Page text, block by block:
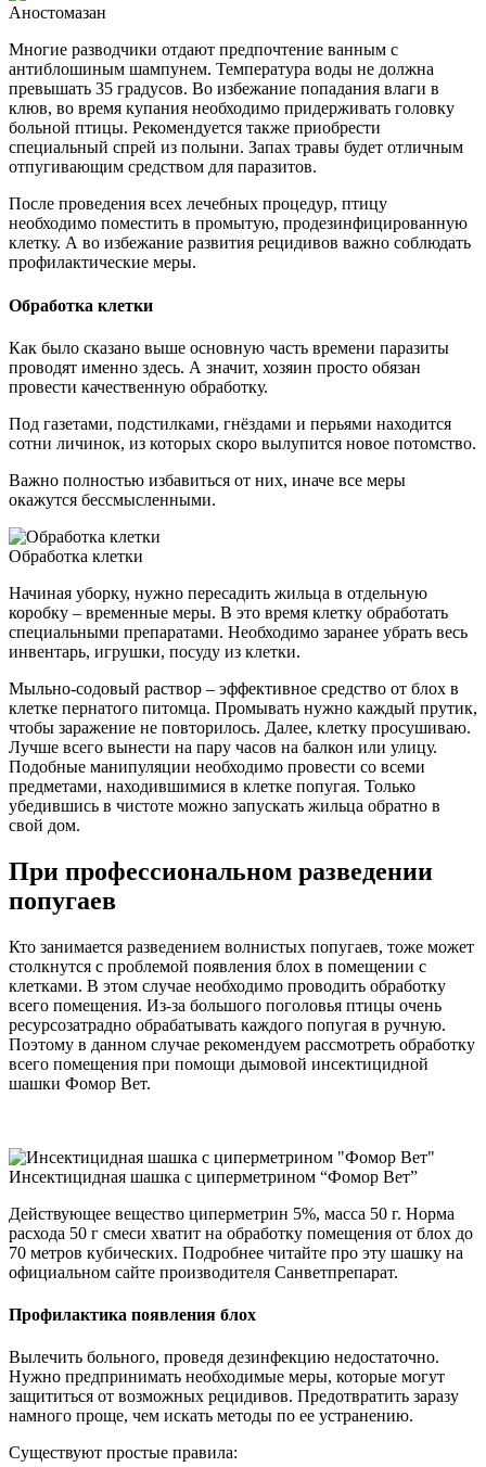
Аностомазан
Многие разводчики отдают предпочтение ванным с
антиблошиным шампунем. Температура воды не должна
превышать 35 градусов. Во избежание попадания влаги в
клюв, во время купания необходимо придерживать головку
больной птицы. Рекомендуется также приобрести
специальный спрей из полыни. Запах травы будет отличным
отпугивающим средством для паразитов.
После проведения всех лечебных процедур, птицу
необходимо поместить в промытую, продезинфицированную
клетку. А во избежание развития рецидивов важно соблюдать
профилактические меры.
Обработка клетки
Как было сказано выше основную часть времени паразиты
проводят именно здесь. А значит, хозяин просто обязан
провести качественную обработку.
Под газетами, подстилками, гнёздами и перьями находится
сотни личинок, из которых скоро вылупится новое потомство.
Важно полностью избавиться от них, иначе все меры
окажутся бессмысленными.
Обработка клетки
Начиная уборку, нужно пересадить жильца в отдельную
коробку – временные меры. В это время клетку обработать
специальными препаратами. Необходимо заранее убрать весь
инвентарь, игрушки, посуду из клетки.
Мыльно-содовый раствор – эффективное средство от блох в
клетке пернатого питомца. Промывать нужно каждый прутик,
чтобы заражение не повторилось. Далее, клетку просушиваю.
Лучше всего вынести на пару часов на балкон или улицу.
Подобные манипуляции необходимо провести со всеми
предметами, находившимися в клетке попугая. Только
убедившись в чистоте можно запускать жильца обратно в
свой дом.
При профессиональном разведении
попугаев
Кто занимается разведением волнистых попугаев, тоже может
столкнутся с проблемой появления блох в помещении с
клетками. В этом случае необходимо проводить обработку
всего помещения. Из-за большого поголовья птицы очень
ресурсозатрадно обрабатывать каждого попугая в ручную.
Поэтому в данном случае рекомендуем рассмотреть обработку
всего помещения при помощи дымовой инсектицидной
шашки Фомор Вет.
Инсектицидная шашка с циперметрином “Фомор Вет”
Действующее вещество циперметрин 5%, масса 50 г. Норма
расхода 50 г смеси хватит на обработку помещения от блох до
70 метров кубических. Подробнее читайте про эту шашку на
официальном сайте производителя Санветпрепарат.
Профилактика появления блох
Вылечить больного, проведя дезинфекцию недостаточно.
Нужно предпринимать необходимые меры, которые могут
защититься от возможных рецидивов. Предотвратить заразу
намного проще, чем искать методы по ее устранению.
Существуют простые правила: